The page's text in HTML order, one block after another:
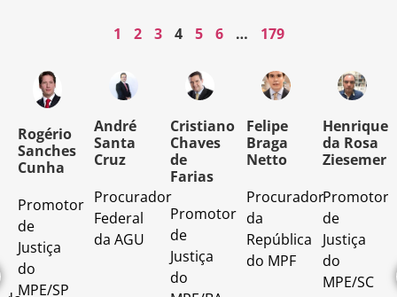
1 2 3 4 5 6 … 179
Rogério
Sanches
Cunha
Promotor
de
Justiça
do
MPE/SP
André
Santa
Cruz
Procurador
Federal
da AGU
Cristiano
Chaves
de
Farias
Promotor
de
Justiça
do
Felipe
Braga
Netto
Procurador
da
República
do MPF
Henrique
da Rosa
Ziesemer
Promotor
de
Justiça
do
MPE/SC